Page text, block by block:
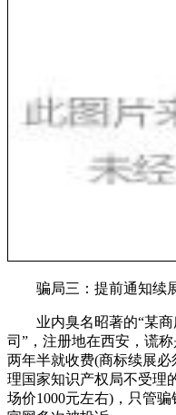
骗局三：提前通知续展
业内臭名昭著的“某商
司”，注册地在西安，谎
两年半就收费(商标续展
理国家知识产权局不受理
场价1000元左右)，只管